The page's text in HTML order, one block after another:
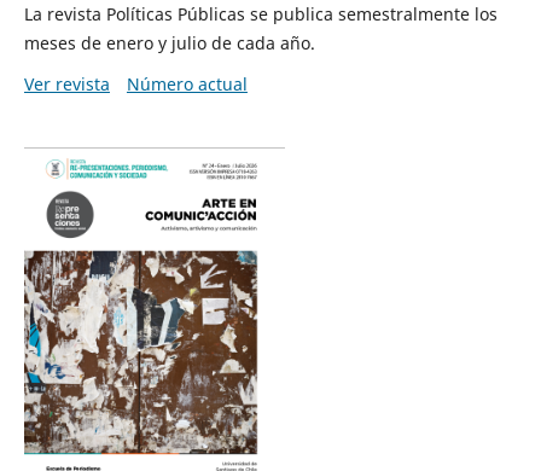
La revista Políticas Públicas se publica semestralmente los
meses de enero y julio de cada año.
Ver revista
Número actual